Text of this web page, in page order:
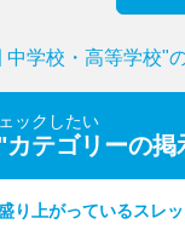
中学校・高等学校"
ックしたい
カテゴリーの掲
り上がっているスレ